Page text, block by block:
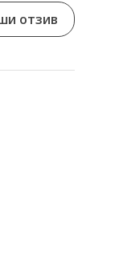
отзив